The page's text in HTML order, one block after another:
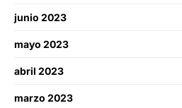
junio 2023
mayo 2023
abril 2023
marzo 2023